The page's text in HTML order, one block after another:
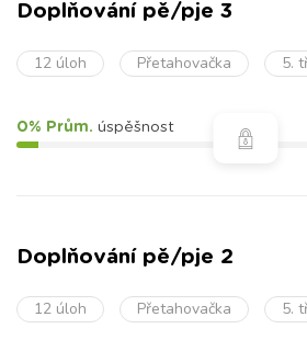
Doplňování pě/pje 3
12 úloh Přetahovačka 5.
0% Prům. úspěšnost
Doplňování pě/pje 2
12 úloh Přetahovačka 5.